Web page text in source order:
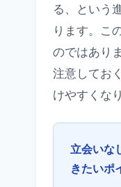
る、という
ります。こ
のではあり
注意してお
けやすくな
立会いな
きたいポ